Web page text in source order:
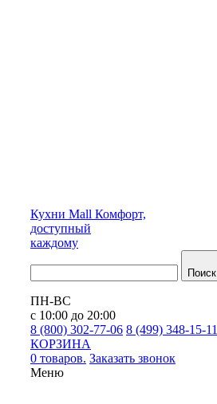
Кухни Mall Комфорт,
доступный
каждому
Поиск
ПН-ВС
с 10:00 до 20:00
8 (800) 302-77-06 8 (499) 348-15-11
КОРЗИНА
0 товаров. Заказать звонок
Меню